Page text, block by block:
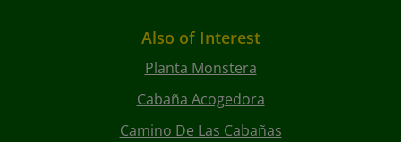
Also of Interest
Planta Monstera
Cabaña Acogedora
Camino De Las Cabañas